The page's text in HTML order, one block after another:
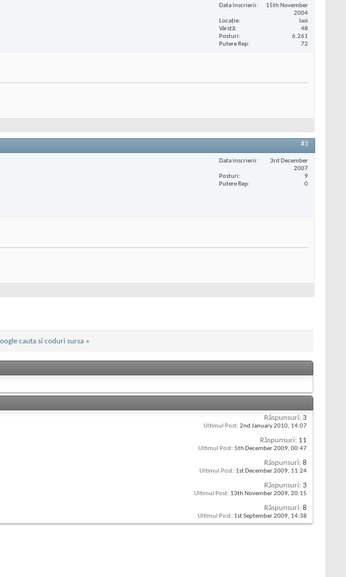
Data înscrierii
15th November
2004
Locaţie
Iasi
Vârstă
48
Posturi
6.261
Putere Rep
72
#3
Data înscrierii
3rd December
2007
Posturi
9
Putere Rep
0
cauta si coduri sursa »
Răspunsuri: 3
Ultimul Post: 2nd January 2010, 14:07
Răspunsuri: 11
Ultimul Post: 5th December 2009, 00:47
Răspunsuri: 8
Ultimul Post: 1st December 2009, 11:24
Răspunsuri: 3
Ultimul Post: 13th November 2009, 20:15
Răspunsuri: 8
Ultimul Post: 1st September 2009, 14:38